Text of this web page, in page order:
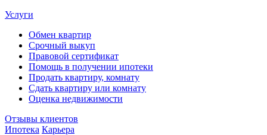
Услуги
Обмен квартир
Срочный выкуп
Правовой сертификат
Помощь в получении ипотеки
Продать квартиру, комнату
Сдать квартиру или комнату
Оценка недвижимости
Отзывы клиентов
Ипотека Карьера